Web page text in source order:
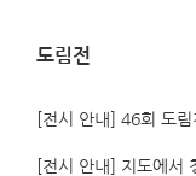
도림전
[전시 안내] 46회 도
[전시 안내] 지도에서